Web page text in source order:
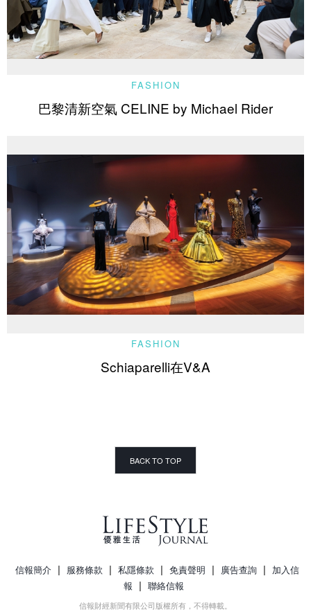
FASHION
巴黎清新空氣 CELINE by Michael Rider
FASHION
Schiaparelli在V&A
BACK TO TOP
信報簡介 | 服務條款 | 私隱條款 | 免責聲明 | 廣告查詢 | 加入信
報 | 聯絡信報
信報財經新聞有限公司版權所有，不得轉載。